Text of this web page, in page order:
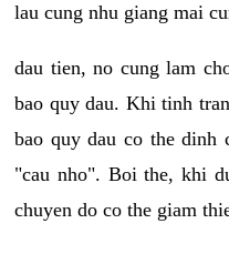
lau cung nhu giang mai
dau tien, no cung lam
bao quy dau. Khi tinh
bao quy dau co the dinh
"cau nho". Boi the, khi
chuyen do co the giam